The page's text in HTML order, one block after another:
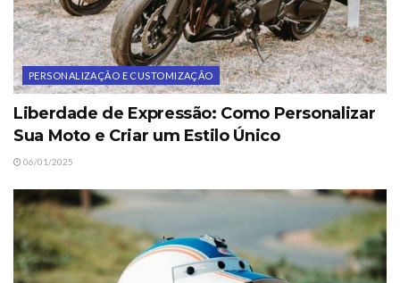
PERSONALIZAÇÃO E CUSTOMIZAÇÃO
Liberdade de Expressão: Como Personalizar
Sua Moto e Criar um Estilo Único
06/01/2025